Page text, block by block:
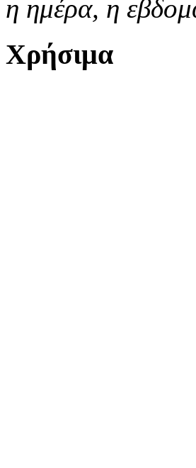
η ημέρα, η
Χρήσιμα